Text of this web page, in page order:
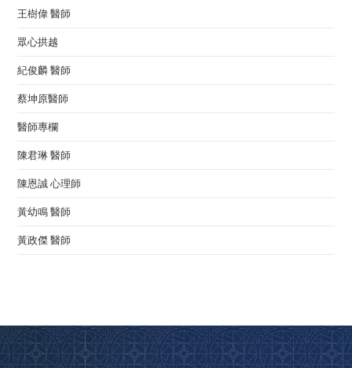
王樹偉 醫師
眾心拱越
紀俊麟 醫師
蔡坤原醫師
醫師專欄
陳君琳 醫師
陳恩誠 心理師
黃幼鳴 醫師
黃政傑 醫師